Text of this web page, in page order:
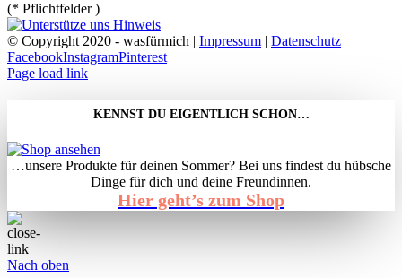
(* Pflichtfelder )
© Copyright 2020 - wasfürmich | Impressum | Datenschutz
FacebookInstagramPinterest
Page load link
KENNST DU EIGENTLICH SCHON…
…unsere Produkte für deinen Sommer? Bei uns findest du hübsche
Dinge für dich und deine Freundinnen.
Hier geht’s zum Shop
Nach oben